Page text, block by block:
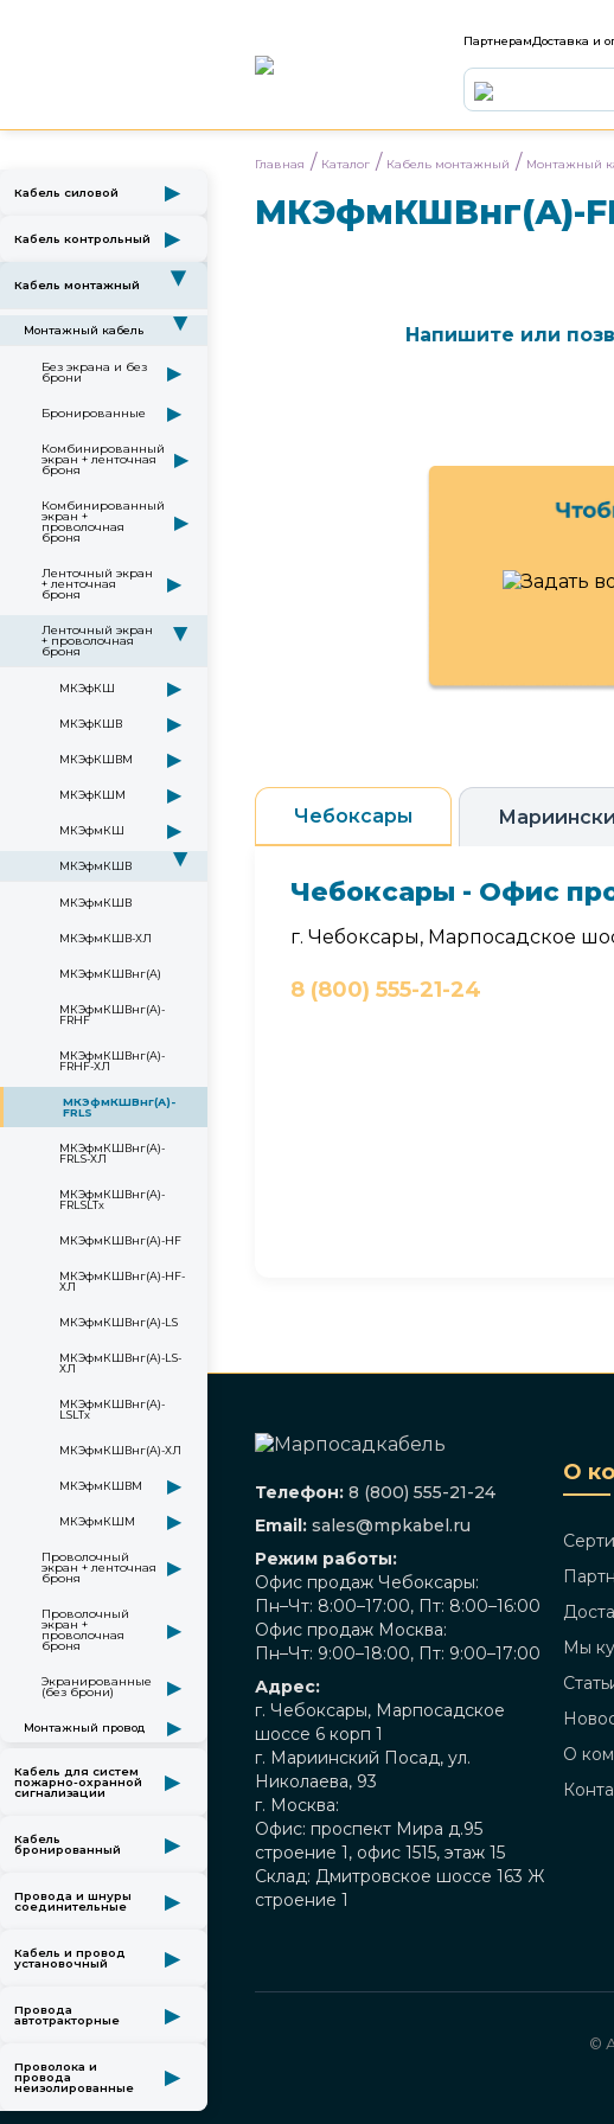
ПартнерамДоставка и
Главная / Каталог / Кабель монтажный / Монтажный
МКЭфмКШВнг(А)-
Напишите или
Чебоксары
Чебоксары - Офис
г. Чебоксары, Марпосадское
8 (800) 555-21-24
Телефон: 8 (800) 555-21-24
Email: sales@mpkabel.ru
Режим работы:
Офис продаж Чебоксары:
Пн–Чт: 8:00–17:00, Пт: 8:00–16:00
Офис продаж Москва:
Пн–Чт: 9:00–18:00, Пт: 9:00–17:00
Адрес:
г. Чебоксары, Марпосадское
шоссе 6 корп 1
г. Мариинский Посад, ул.
Николаева, 93
г. Москва:
Офис: проспект Мира д.95
строение 1, офис 1515, этаж 15
Склад: Дмитровское шоссе 163 Ж
строение 1
О
Мы
О
©
Кабель силовой ▶
Кабель контрольный ▶
Кабель монтажный ▶
Монтажный кабель ▶
Без экрана и без
брони
▶
Бронированные ▶
Комбинированный
экран + ленточная
броня
▶
Комбинированный
экран +
проволочная
броня
▶
Ленточный экран
+ ленточная
броня
▶
Ленточный экран
+ проволочная
броня
▶
МКЭфКШ ▶
МКЭфКШВ ▶
МКЭфКШВМ ▶
МКЭфКШМ ▶
МКЭфмКШ ▶
МКЭфмКШВ ▶
МКЭфмКШВ
МКЭфмКШВ-ХЛ
МКЭфмКШВнг(А)
МКЭфмКШВнг(А)-
FRHF
МКЭфмКШВнг(А)-
FRHF-ХЛ
МКЭфмКШВнг(А)-
FRLS
МКЭфмКШВнг(А)-
FRLS-ХЛ
МКЭфмКШВнг(А)-
FRLSLTx
МКЭфмКШВнг(А)-HF
МКЭфмКШВнг(А)-HF-
ХЛ
МКЭфмКШВнг(А)-LS
МКЭфмКШВнг(А)-LS-
ХЛ
МКЭфмКШВнг(А)-
LSLTx
МКЭфмКШВнг(А)-ХЛ
МКЭфмКШВМ ▶
МКЭфмКШМ ▶
Проволочный
экран + ленточная
броня
▶
Проволочный
экран +
проволочная
броня
▶
Экранированные
(без брони)
▶
Монтажный провод ▶
Кабель для систем
пожарно-охранной
сигнализации
▶
Кабель
бронированный
▶
Провода и шнуры
соединительные
▶
Кабель и провод
установочный
▶
Провода
автотракторные
▶
Проволока и
провода
неизолированные
▶